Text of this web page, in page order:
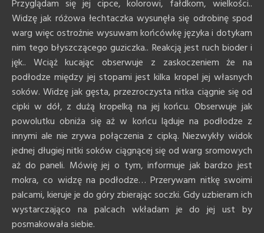
Przyglądam się jej cipce, kolorowi, fałdkom, wielkości..
Widzę jak różowa łechtaczka wysunęła się odrobinę spod
warg więc ostrożnie wysuwam końcówkę języka i dotykam
nim tego błyszczącego guziczka.. Reakcją jest ruch bioder i
jęk.. Wciąż kucając obserwuje z zaskoczeniem że na
podłodze między jej stopami jest kilka kropel jej własnych
soków. Widzę jak gęsta, przezroczysta nitka ciągnie się od
cipki w dół, z dużą kropelką na jej końcu. Obserwuje jak
powolutku obniża się aż w końcu ląduje na podłodze z
innymi ale nie zrywa połączenia z cipką. Niezwykły widok
jednej długiej nitki soków ciągnącej się od warg sromowych
aż do paneli. Mówię jej o tym, informuje jak bardzo jest
mokra, co widzę na podłodze… Przerywam nitkę swoimi
palcami, kieruje je do góry zbierając soczki. Gdy uzbieram ich
wystarczająco na palcach wkładam je do jej ust by
posmakowała siebie.